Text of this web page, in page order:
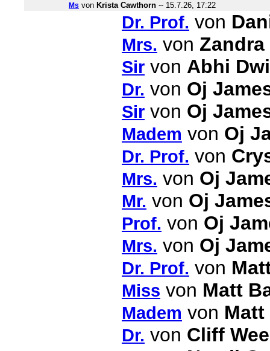
Ms von Krista Cawthorn -- 15.7.26, 17:22
Dr. Prof. von
Mrs. von
Sir von Abhi
Dr. von Oj
Sir von Oj
Madem von Oj
Dr. Prof. von
Mrs. von Oj
Mr. von Oj
Prof. von Oj
Mrs. von Oj
Dr. Prof. von
Miss von Matt
Madem von Matt
Dr. von Cliff